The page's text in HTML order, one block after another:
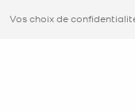
Vos choix de